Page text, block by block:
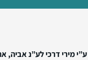
מירי דרכי לע”נ אביה,